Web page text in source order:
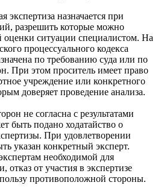
экспертиза назначается при
разрешить которые можно
оценки ситуации специалистом. На
процессуального кодекса
по требованию суда или по
При этом проситель имеет право
учреждение или конкретного
доверяет проведение анализа.
не согласна с результатами
быть подано ходатайство о
При удовлетворении
указан конкретный эксперт.
необходимой для
от участия в экспертизе
противоположной стороны.